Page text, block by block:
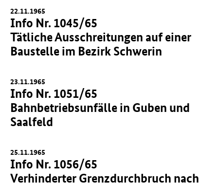
22.11.1965
Info Nr. 1045/65
Tätliche Ausschreitungen auf einer
Baustelle im Bezirk Schwerin
23.11.1965
Info Nr. 1051/65
Bahnbetriebsunfälle in Guben und
Saalfeld
25.11.1965
Info Nr. 1056/65
Verhinderter Grenzdurchbruch nach